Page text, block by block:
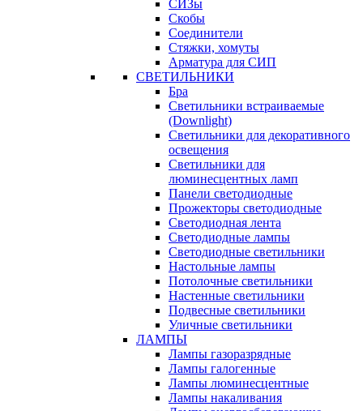
СИЗы
Скобы
Соединители
Стяжки, хомуты
Арматура для СИП
СВЕТИЛЬНИКИ
Бра
Светильники встраиваемые
(Downlight)
Светильники для декоративного
освещения
Светильники для
люминесцентных ламп
Панели светодиодные
Прожекторы светодиодные
Светодиодная лента
Светодиодные лампы
Светодиодные светильники
Настольные лампы
Потолочные светильники
Настенные светильники
Подвесные светильники
Уличные светильники
ЛАМПЫ
Лампы газоразрядные
Лампы галогенные
Лампы люминесцентные
Лампы накаливания